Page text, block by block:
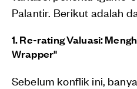
Palantir. Berikut adalah
1. Re-rating Valuasi:
Wrapper"
Sebelum konflik ini,